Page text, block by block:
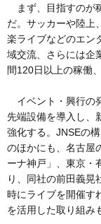
まず、目指すのが
だ。サッカーや陸上
楽ライブなどのエン
域交流、さらには企
間120日以上の稼働
イベント・興行の
先端設備を導入し、
強化する。JNSEの
のほかにも、名古屋
ーナ神戸」、東京・
り、同社の前田義晃
時にライブを開催す
を活用した取り組み